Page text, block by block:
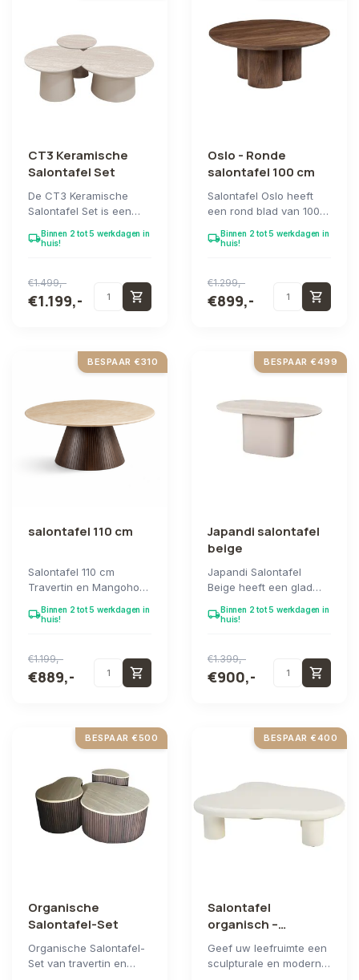
CT3 Keramische
Salontafel Set
De CT3 Keramische
Salontafel Set is een
ronde keramieke...
local_shippingBinnen 2 tot 5 werkdagen in
huis!
€1.499,-
€1.199,- shopping_cart
Oslo - Ronde
salontafel 100 cm
Salontafel Oslo heeft
een rond blad van 100
drie massiev...
local_shippingBinnen 2 tot 5 werkdagen in
huis!
€1.299,-
€899,- shopping_cart
BESPAAR €310
salontafel 110 cm
Salontafel 110 cm
Travertin en Mangohout:
op een sculptu...
local_shippingBinnen 2 tot 5 werkdagen in
huis!
€1.199,-
€889,- shopping_cart
BESPAAR €499
Japandi salontafel
beige
Japandi Salontafel
Beige heeft een glad
keramiek en een mass...
local_shippingBinnen 2 tot 5 werkdagen in
huis!
€1.399,-
€900,- shopping_cart
BESPAAR €500
Organische
Salontafel-Set
Organische Salontafel-
Set van travertin en
BESPAAR €400
Salontafel
organisch –
122x88x30 cm
Geef uw leefruimte een
sculpturale en moderne